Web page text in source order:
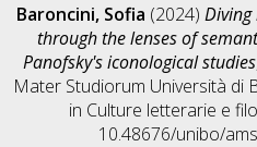
Baroncini, Sofia (2024)
through the lenses of
Panofsky's iconological studies
Mater Studiorum Università di
in Culture letterarie e
10.48676/unibo/